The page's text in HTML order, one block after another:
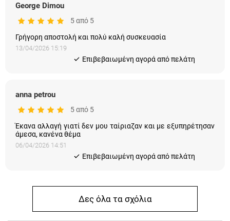
George Dimou
5 από 5
Γρήγορη αποστολή και πολύ καλή συσκευασία
13/04/2026 15:19
Eπιβεβαιωμένη αγορά από πελάτη
anna petrou
5 από 5
Έκανα αλλαγή γιατί δεν μου ταίριαζαν και με εξυπηρέτησαν
άμεσα, κανένα θέμα
06/04/2026 14:51
Eπιβεβαιωμένη αγορά από πελάτη
Δες όλα τα σχόλια